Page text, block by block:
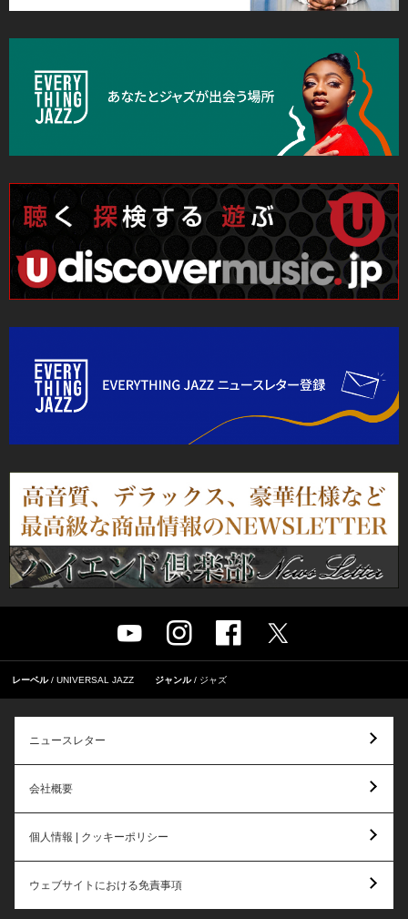
レーベル UNIVERSAL JAZZ ジャンル ジャズ
ニュースレター
会社概要
個人情報 | クッキーポリシー
ウェブサイトにおける免責事項